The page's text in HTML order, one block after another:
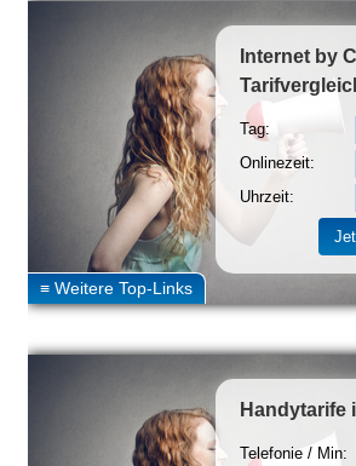
Internet by
Tag:
Onlinezeit:
Uhrzeit:
Handytarife
Telefonie / Min: